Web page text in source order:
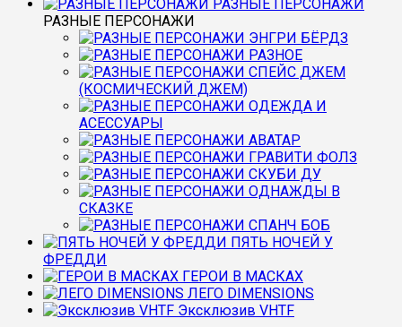
РАЗНЫЕ ПЕРСОНАЖИ
РАЗНЫЕ ПЕРСОНАЖИ
ЭНГРИ БЁРДЗ
РАЗНОЕ
СПЕЙС ДЖЕМ
(КОСМИЧЕСКИЙ ДЖЕМ)
ОДЕЖДА И
АСЕССУАРЫ
АВАТАР
ГРАВИТИ ФОЛЗ
СКУБИ ДУ
ОДНАЖДЫ В
СКАЗКЕ
СПАНЧ БОБ
ПЯТЬ НОЧЕЙ У
ФРЕДДИ
ГЕРОИ В МАСКАХ
ЛЕГО DIMENSIONS
Эксклюзив VHTF